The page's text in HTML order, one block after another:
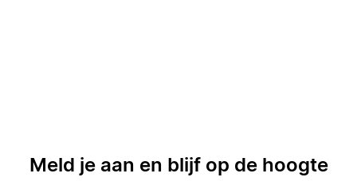
Meld je aan en blijf op de hoogte